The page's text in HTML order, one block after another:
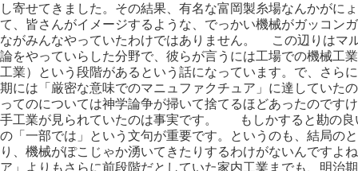
し寄せてきました。その結果、有名な富岡製糸場なんかが
て、皆さんがイメージするような、でっかい機械がガッコン
ながみんなやっていたわけではありません。 この辺りはマ
論をやっていらした分野で、彼らが言うには工場での機械工
工業）という段階があるという話になっています。で、さら
期には「厳密な意味でのマニュファクチュア」に達してい
ってのについては神学論争が掃いて捨てるほどあったのです
手工業が見られていたのは事実です。 もしかすると勘の良
の「一部では」という文句が重要です。というのも、結局の
り、機械がぽこじゃか湧いてきたりするわけがないんですよ
ア」よりもさらに前段階だとしていた家内工業までも、明治